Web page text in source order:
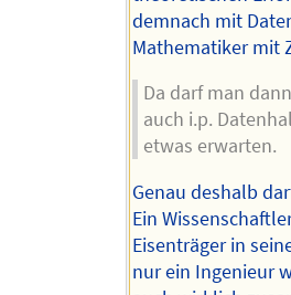
demnach mit
Mathematiker mit
Da darf man
auch i.p.
etwas erwarten.
Genau deshalb
Ein
Eisenträger in
nur ein Ingenieur